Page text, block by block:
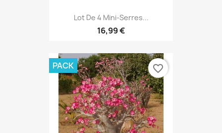
Lot De 4 Mini-Serres...
16,99 €
PACK favorite_border